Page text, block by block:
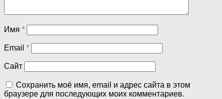
Имя *
Email *
Сайт
Сохранить моё имя, email и адрес сайта в этом
браузере для последующих моих комментариев.